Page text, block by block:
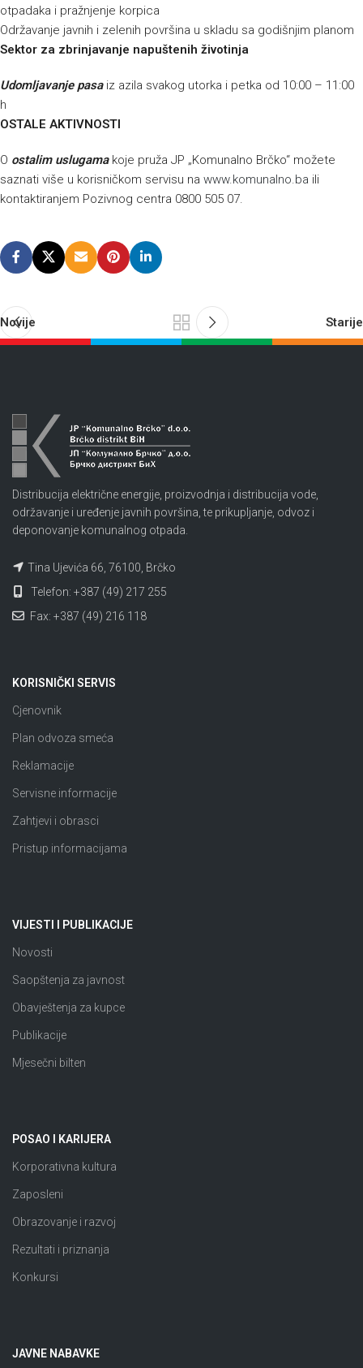
otpadaka i pražnjenje korpica
Održavanje javnih i zelenih površina u skladu sa godišnjim planom
Sektor za zbrinjavanje napuštenih životinja
Udomljavanje pasaiz azila svakog utorka i petka od 10:00 – 11:00
h
OSTALE AKTIVNOSTI
O ostalim uslugamakoje pruža JP „Komunalno Brčko“ možete
saznati više u korisničkom servisu na www.komunalno.ba ili
kontaktiranjem Pozivnog centra 0800 505 07.
Novije Starije
Distribucija električne energije, proizvodnja i distribucija vode,
održavanje i uređenje javnih površina, te prikupljanje, odvoz i
deponovanje komunalnog otpada.
Tina Ujevića 66, 76100, Brčko
Telefon: +387 (49) 217 255
Fax: +387 (49) 216 118
KORISNIČKI SERVIS
Cjenovnik
Plan odvoza smeća
Reklamacije
Servisne informacije
Zahtjevi i obrasci
Pristup informacijama
VIJESTI I PUBLIKACIJE
Novosti
Saopštenja za javnost
Obavještenja za kupce
Publikacije
Mjesečni bilten
POSAO I KARIJERA
Korporativna kultura
Zaposleni
Obrazovanje i razvoj
Rezultati i priznanja
Konkursi
JAVNE NABAVKE